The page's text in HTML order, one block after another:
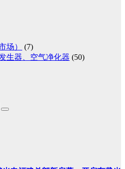
场）
(7)
生器、空气净化器 (50)